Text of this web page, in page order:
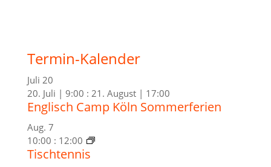
Termin-Kalender
Juli 20
20. Juli | 9:00 : 21. August | 17:00
Englisch Camp Köln Sommerferien
Aug. 7
10:00 : 12:00
Tischtennis